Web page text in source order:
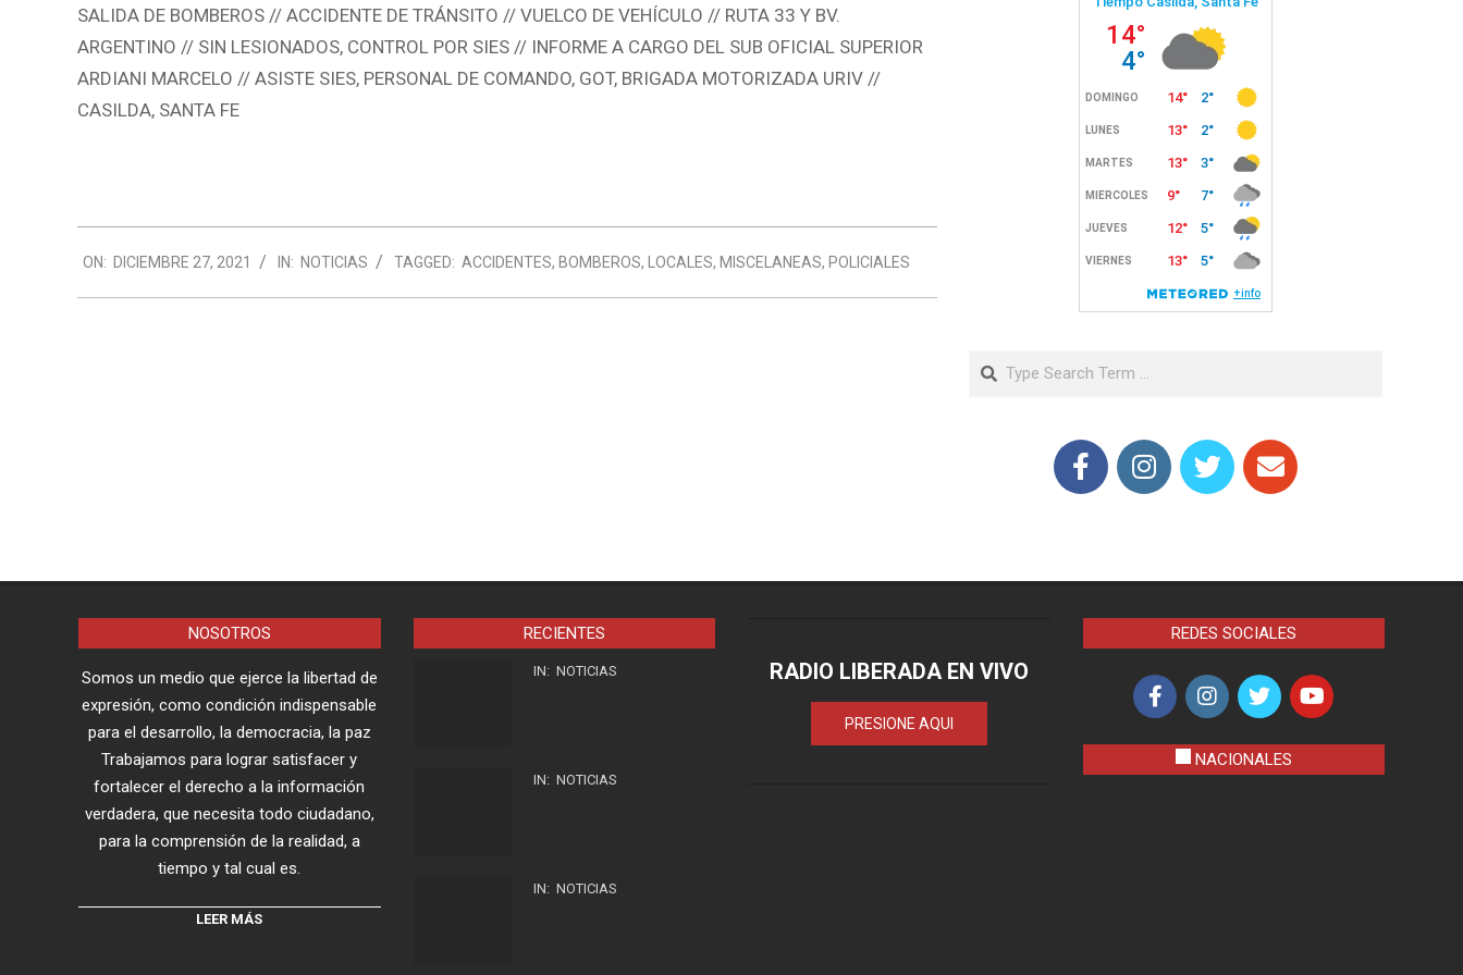
SALIDA DE BOMBEROS // ACCIDENTE DE TRÁNSITO // VUELCO DE VEHÍCULO // RUTA 33 Y BV.
ARGENTINO // SIN LESIONADOS, CONTROL POR SIES // INFORME A CARGO DEL SUB OFICIAL SUPERIOR
ARDIANI MARCELO // ASISTE SIES, PERSONAL DE COMANDO, GOT, BRIGADA MOTORIZADA URIV //
CASILDA, SANTA FE
12-
27
ON: DICIEMBRE 27, 2021 IN: NOTICIAS TAGGED: ACCIDENTES, BOMBEROS, LOCALES, MISCELANEAS, POLICIALES
Search
NOSOTROS
Somos un medio que ejerce la libertad de
expresión, como condición indispensable
para el desarrollo, la democracia, la paz
Trabajamos para lograr satisfacer y
fortalecer el derecho a la información
verdadera, que necesita todo ciudadano,
para la comprensión de la realidad, a
tiempo y tal cual es.
LEER MÁS
RECIENTES
IN: NOTICIAS
IN: NOTICIAS
IN: NOTICIAS
RADIO LIBERADA EN VIVO
PRESIONE AQUI
REDES SOCIALES
NACIONALES